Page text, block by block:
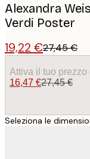
Alexandra
Verdi Poster
19,22 €27,45 €
Attiva il tuo prezzo
16,47 €27,45 €
Seleziona le